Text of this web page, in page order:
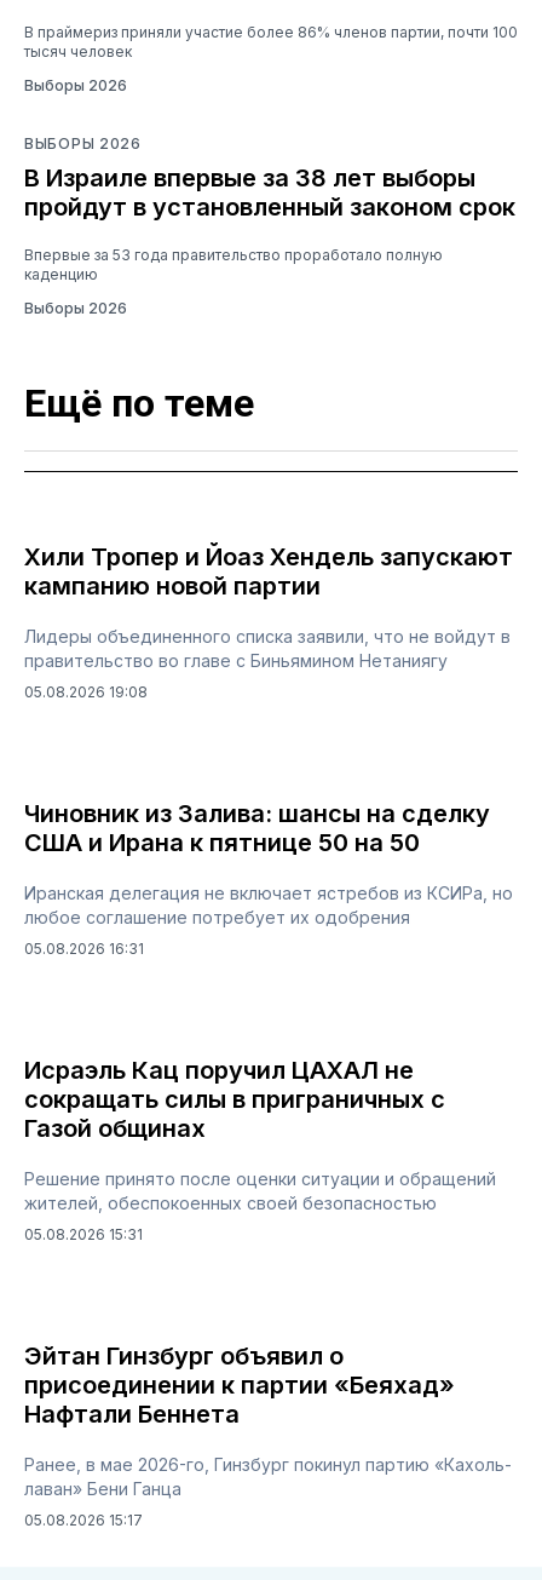
В праймериз приняли участие более 86% членов партии, почти 100
тысяч человек
Выборы 2026
ВЫБОРЫ 2026
В Израиле впервые за 38 лет выборы
пройдут в установленный законом срок
Впервые за 53 года правительство проработало полную
каденцию
Выборы 2026
Ещё по теме
Хили Тропер и Йоаз Хендель запускают
кампанию новой партии
Лидеры объединенного списка заявили, что не войдут в
правительство во главе с Биньямином Нетаниягу
05.08.2026 19:08
Чиновник из Залива: шансы на сделку
США и Ирана к пятнице 50 на 50
Иранская делегация не включает ястребов из КСИРа, но
любое соглашение потребует их одобрения
05.08.2026 16:31
Исраэль Кац поручил ЦАХАЛ не
сокращать силы в приграничных с
Газой общинах
Решение принято после оценки ситуации и обращений
жителей, обеспокоенных своей безопасностью
05.08.2026 15:31
Эйтан Гинзбург объявил о
присоединении к партии «Беяхад»
Нафтали Беннета
Ранее, в мае 2026-го, Гинзбург покинул партию «Кахоль-
лаван» Бени Ганца
05.08.2026 15:17